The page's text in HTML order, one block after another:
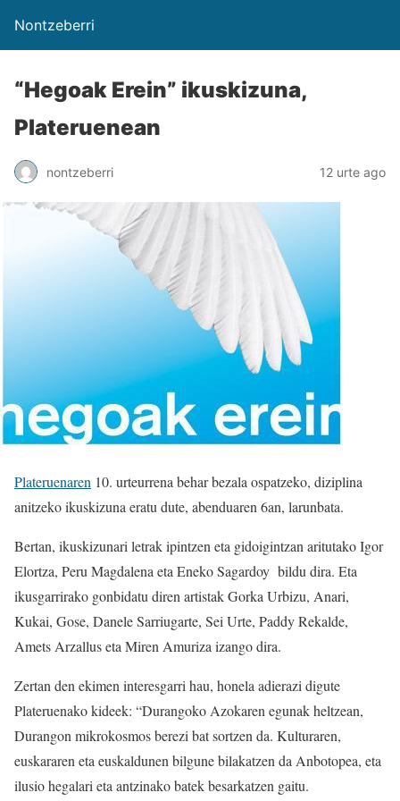
Nontzeberri
“Hegoak Erein” ikuskizuna,
Plateruenean
nontzeberri 12 urte ago
Plateruenaren 10. urteurrena behar bezala ospatzeko, diziplina
anitzeko ikuskizuna eratu dute, abenduaren 6an, larunbata.
Bertan, ikuskizunari letrak ipintzen eta gidoigintzan aritutako Igor
Elortza, Peru Magdalena eta Eneko Sagardoy bildu dira. Eta
ikusgarrirako gonbidatu diren artistak Gorka Urbizu, Anari,
Kukai, Gose, Danele Sarriugarte, Sei Urte, Paddy Rekalde,
Amets Arzallus eta Miren Amuriza izango dira.
Zertan den ekimen interesgarri hau, honela adierazi digute
Plateruenako kideek: “Durangoko Azokaren egunak heltzean,
Durangon mikrokosmos berezi bat sortzen da. Kulturaren,
euskararen eta euskaldunen bilgune bilakatzen da Anbotopea, eta
ilusio hegalari eta antzinako batek besarkatzen gaitu.